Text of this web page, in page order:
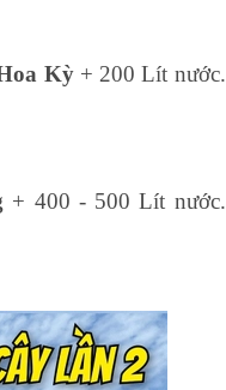
Kỳ+ 200 Lít nước.
+ 400 - 500 Lít nước.